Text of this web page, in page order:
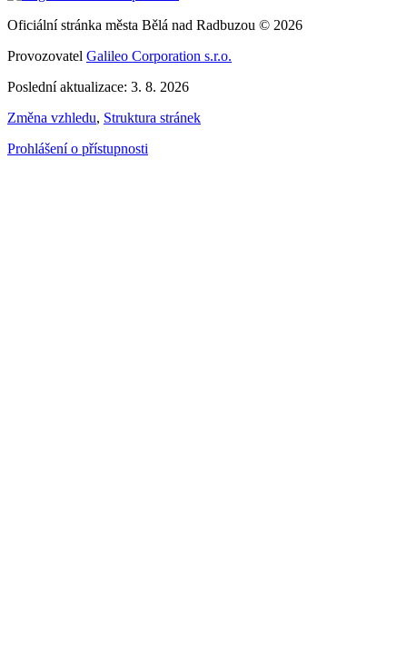
Oficiální stránka města Bělá nad Radbuzou © 2026
Provozovatel Galileo Corporation s.r.o.
Poslední aktualizace: 3. 8. 2026
Změna vzhledu, Struktura stránek
Prohlášení o přístupnosti